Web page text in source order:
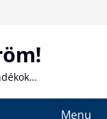
Menu